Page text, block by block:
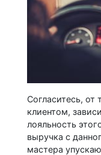
Согласитесь, от
клиентом,
лояльность
выручка с
мастера